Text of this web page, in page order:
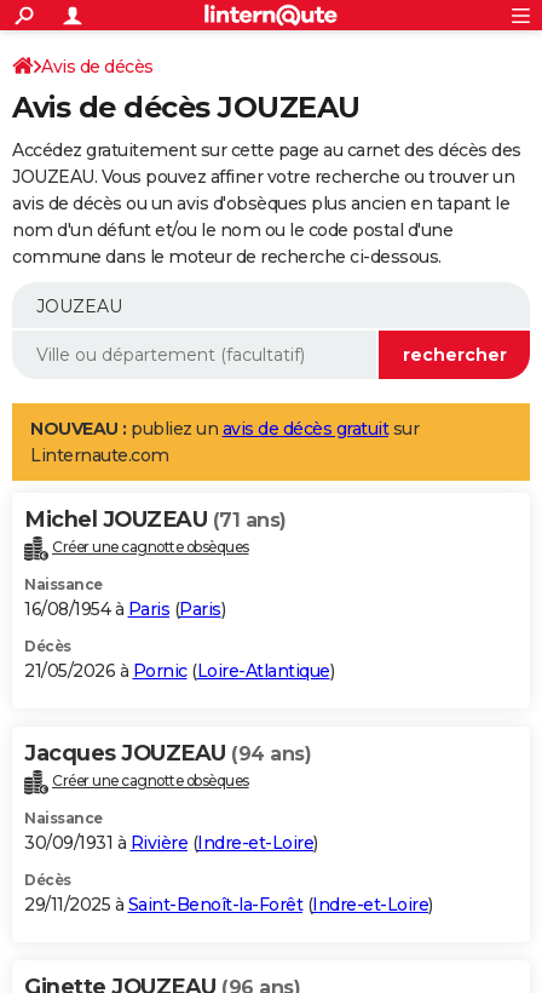
ACTUALITÉS
Politique
Société
Faits Divers
Education
Monde
Villes
+
SPORT
Coupe du monde 2026
Football
Tennis
Cyclisme
Rugby
Forum
Programme TV
TNT
Streaming
Cinéma
Sorties cinéma
Musique
+
FINANCE
Retraite
Epargne
Immobilier
Risques naturels par ville
Banque
Assurance
AUTO
Essais
Réserver un essai
Citadines
Berlines
SUV
Forum auto
+
Mobiles
Meilleur smartphone
Internet
Ordinateurs
Jeux vidéo
Guide high-tech
Aménagement intérieur
LIFESTYLE
Art de vivre
Bien-être
Loisirs
Mode
Modes de vie
Alimentation
Guide de la santé
Maladies
Médicaments
Sommeil
VOYAGE
Destinations
City break
Voyage nature
Voyage de noces
Forum
Climat
+PHOTO
GUIDES D'ACHAT
BONS PLANS
Carte de Noël
Carte Bonne année
Carte Saint-Valentin
Carte Pâques
Carte d'anniversaire
DICTIONNAIRE
Dictionnaire
Biographies
Citations
Expressions
Proverbes
PROGRAMME TV
S'inscrire
Se connecter
Lycées
Collèges
Primaires
Universités
Entreprises
Service militaire
Avis de recherche
AVIS DE DÉCÈS
Avis de décès
Avis de décès JOUZEAU
Accédez gratuitement sur cette page au carnet des décès des
JOUZEAU. Vous pouvez affiner votre recherche ou trouver un
avis de décès ou un avis d'obsèques plus ancien en tapant le
nom d'un défunt et/ou le nom ou le code postal d'une
commune dans le moteur de recherche ci-dessous.
NOUVEAU : publiez un avis de décès gratuitsur
Linternaute.com
Michel JOUZEAU (71 ans)
Créer une cagnotte obsèques
Naissance
16/08/1954 à Paris (Paris)
Décès
21/05/2026 à Pornic(Loire-Atlantique)
Jacques JOUZEAU (94 ans)
Créer une cagnotte obsèques
Naissance
30/09/1931 à Rivière (Indre-et-Loire)
Décès
29/11/2025 à Saint-Benoît-la-Forêt(Indre-et-Loire)
Ginette JOUZEAU (96 ans)